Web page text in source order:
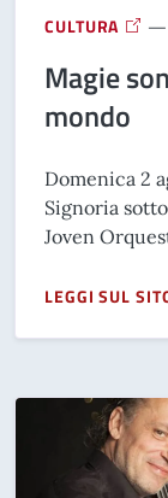
CULTURA
Magie
mondo
Domenica 2
Signoria
Joven
LEGGI SUL
A PROPOSITO